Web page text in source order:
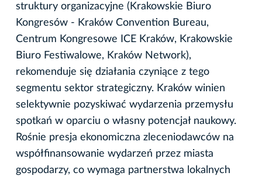
struktury organizacyjne (Krakowskie Biuro
Kongresów - Kraków Convention Bureau,
Centrum Kongresowe ICE Kraków, Krakowskie
Biuro Festiwalowe, Kraków Network),
rekomenduje się działania czyniące z tego
segmentu sektor strategiczny. Kraków winien
selektywnie pozyskiwać wydarzenia przemysłu
spotkań w oparciu o własny potencjał naukowy.
Rośnie presja ekonomiczna zleceniodawców na
współfinansowanie wydarzeń przez miasta
gospodarzy, co wymaga partnerstwa lokalnych